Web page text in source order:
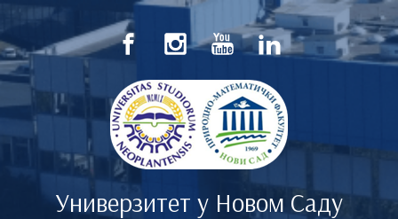
Скип то маин цонтент
Универзитет у Новом Саду